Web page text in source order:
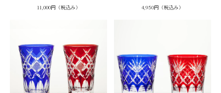
11,000円（税込み） 4,950円（税込み）